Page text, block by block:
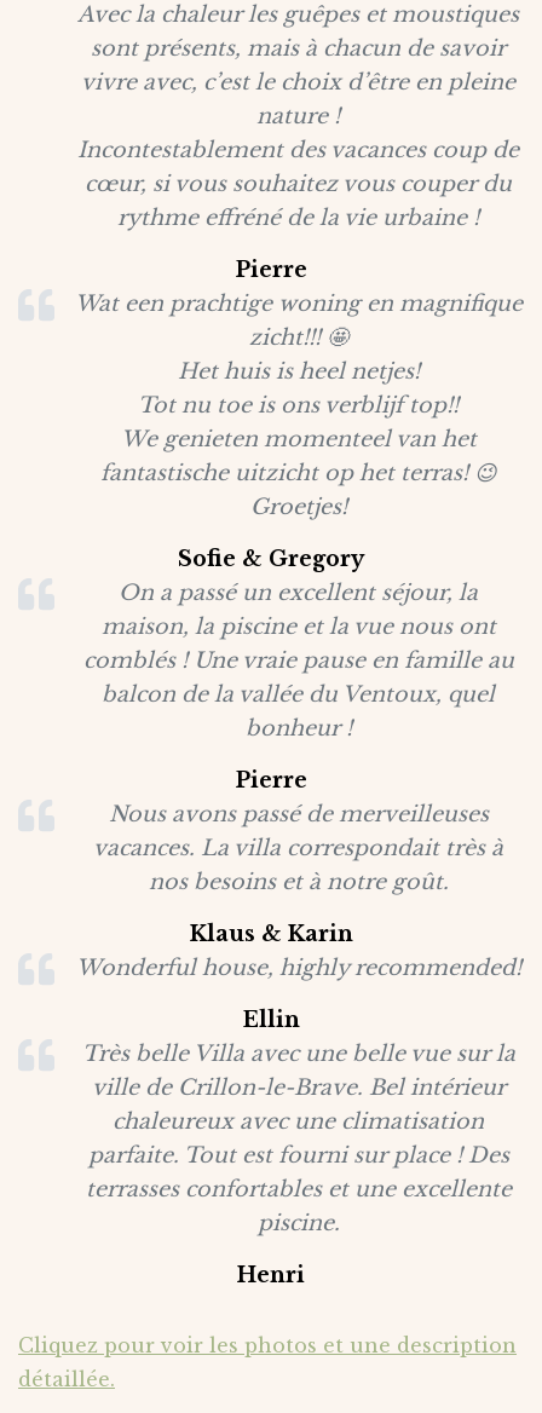
Avec la chaleur les guêpes et moustiques
sont présents, mais à chacun de savoir
vivre avec, c’est le choix d’être en pleine
nature !
Incontestablement des vacances coup de
cœur, si vous souhaitez vous couper du
rythme effréné de la vie urbaine !
Pierre
Wat een prachtige woning en magnifique
zicht!!! 🤩
Het huis is heel netjes!
Tot nu toe is ons verblijf top!!
We genieten momenteel van het
fantastische uitzicht op het terras! 😉
Groetjes!
Sofie & Gregory
On a passé un excellent séjour, la
maison, la piscine et la vue nous ont
comblés ! Une vraie pause en famille au
balcon de la vallée du Ventoux, quel
bonheur !
Pierre
Nous avons passé de merveilleuses
vacances. La villa correspondait très à
nos besoins et à notre goût.
Klaus & Karin
Wonderful house, highly recommended!
Ellin
Très belle Villa avec une belle vue sur la
ville de Crillon-le-Brave. Bel intérieur
chaleureux avec une climatisation
parfaite. Tout est fourni sur place ! Des
terrasses confortables et une excellente
piscine.
Henri
Cliquez pour voir les photos et une description
détaillée.